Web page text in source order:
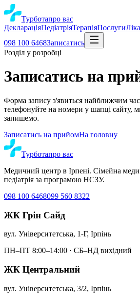
Турботапро вас
ДеклараціяПедіатріяТерапіяПослуги
098 100 6468Записатись
Розділ у розробці
Записатись на
Форма запису з'явиться найближчим
телефонуйте на номери у шапці сайту,
запишемо.
Записатись на прийомНа головну
Турботапро вас
Медичний центр в Ірпені. Сімейна
педіатрія за програмою НСЗУ.
098 100 6468099 560 8322
ЖК Грін Сайд
вул. Університетська, 1-Г, Ірпінь
ПН–ПТ 8:00–14:00 · СБ–НД вихідний
ЖК Центральний
вул. Університетська, 3/2, Ірпінь